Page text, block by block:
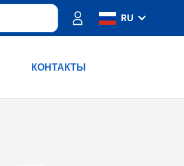
RU
IT
PT
КОНТАКТЫ